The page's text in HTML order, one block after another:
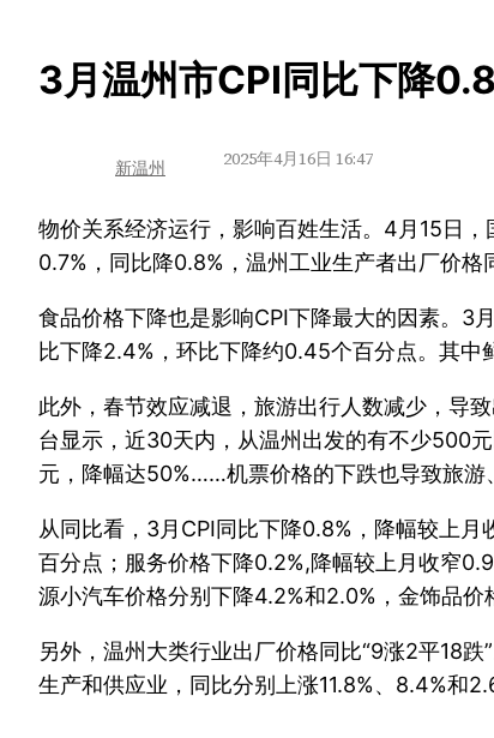
3月温州市CPI同比下降
新温州 2025年4月16日 16:47
物价关系经济运行，影响百姓生活。4月15日
0.7%，同比降0.8%，温州工业生产者出厂价格
食品价格下降也是影响CPI下降最大的因素。3
比下降2.4%，环比下降约0.45个百分点。其中
此外，春节效应减退，旅游出行人数减少，导
台显示，近30天内，从温州出发的有不少500
元，降幅达50%……机票价格的下跌也导致旅游
从同比看，3月CPI同比下降0.8%，降幅较上
百分点；服务价格下降0.2%,降幅较上月收窄
源小汽车价格分别下降4.2%和2.0%，金饰品价
另外，温州大类行业出厂价格同比“9涨2平18
生产和供应业，同比分别上涨11.8%、8.4%和